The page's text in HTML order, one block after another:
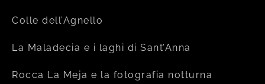
Colle dell’Agnello
La Maladecia e i laghi di Sant’Anna
Rocca La Meja e la fotografia notturna